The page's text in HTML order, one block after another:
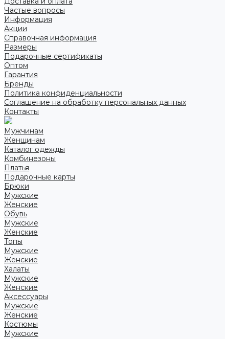
Частые вопросы
Информация
Акции
Справочная информация
Размеры
Подарочные сертификаты
Оптом
Гарантия
Бренды
Политика конфиденциальности
Соглашение на обработку персональных данных
Контакты
Мужчинам
Женщинам
Каталог одежды
Комбинезоны
Платья
Подарочные карты
Брюки
Мужские
Женские
Обувь
Мужские
Женские
Топы
Мужские
Женские
Халаты
Мужские
Женские
Аксессуары
Мужские
Женские
Костюмы
Мужские